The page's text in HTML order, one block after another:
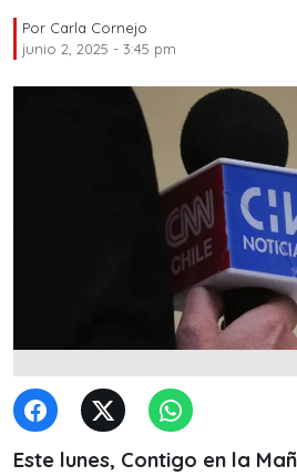
Por Carla Cornejo
junio 2, 2025 - 3:45 pm
Este lunes, Contigo en la